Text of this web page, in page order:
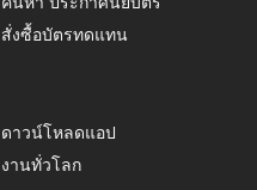
สั่งซื้อบัตรทดแทน
ดาวน์โหลดแอป
งานทั่วโลก